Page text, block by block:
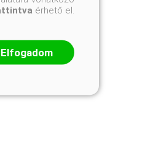
érhető el.
Elfogadom